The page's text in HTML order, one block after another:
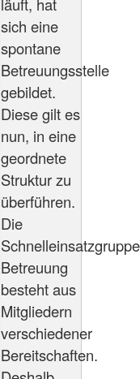
sich eine
spontane
Betreuungsstelle
gebildet.
Diese gilt es
nun, in eine
geordnete
Struktur zu
überführen.
Die
Schnelleinsatzgruppe
Betreuung
besteht aus
Mitgliedern
verschiedener
Bereitschaften.